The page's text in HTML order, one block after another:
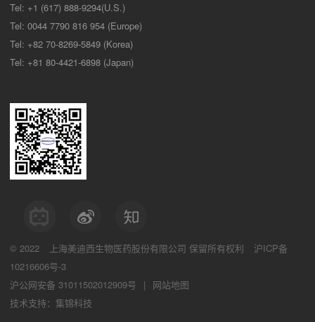
Tel: +1 (617) 888-9294(U.S.)
Tel: 0044 7790 816 954 (Europe)
Tel: +82 70-8269-5849 (Korea)
Tel: +81 80-4421-6898 (Japan)
© 2022 上海美迪西生物医药股份有限公司 保留所有权利
沪ICP备
10216606号-3
沪公网安备 31011502012909号
|
网站地图
技术支持：集锦科技